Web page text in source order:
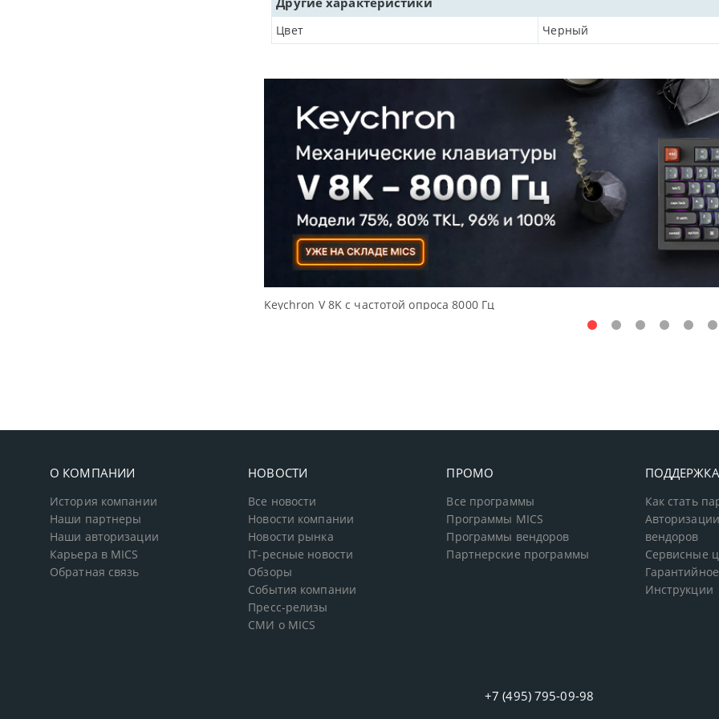
Цвет Черный
Keychron V 8K с частотой опроса 8000 Гц
О КОМПАНИИ
История компании
Наши партнеры
Наши авторизации
Карьера в MICS
Обратная связь
НОВОСТИ
Все новости
Новости компании
Новости рынка
IT-ресные новости
Обзоры
События компании
Пресс-релизы
СМИ о MICS
ПРОМО
Все программы
Программы MICS
Программы вендоров
Партнерские программы
ПОДДЕРЖКА
Как стать
вендоров
Сервисные
Инструкции
+7 (495) 795-09-98